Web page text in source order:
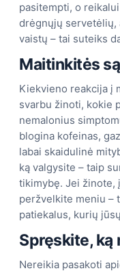
pasitempti, o
drėgnųjų servetėlių,
vaistų – tai suteiks
Maitinkitės
Kiekvieno reakcija į
svarbu žinoti, kokie
nemalonius
blogina kofeinas,
labai skaidulinė
ką valgysite – taip
tikimybę. Jei žinote,
peržvelkite meniu –
patiekalus, kurių
Spręskite,
Nereikia pasakoti